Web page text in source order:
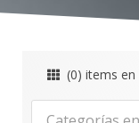
(0) items en